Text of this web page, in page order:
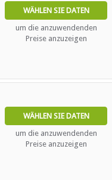
WÄHLEN SIE DATEN
um die anzuwendenden
Preise anzuzeigen
WÄHLEN SIE DATEN
um die anzuwendenden
Preise anzuzeigen